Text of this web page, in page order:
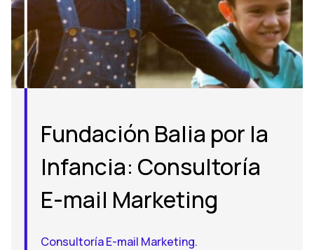
Fundación Balia por la
Infancia: Consultoría
E-mail Marketing
Consultoría E-mail Marketing.